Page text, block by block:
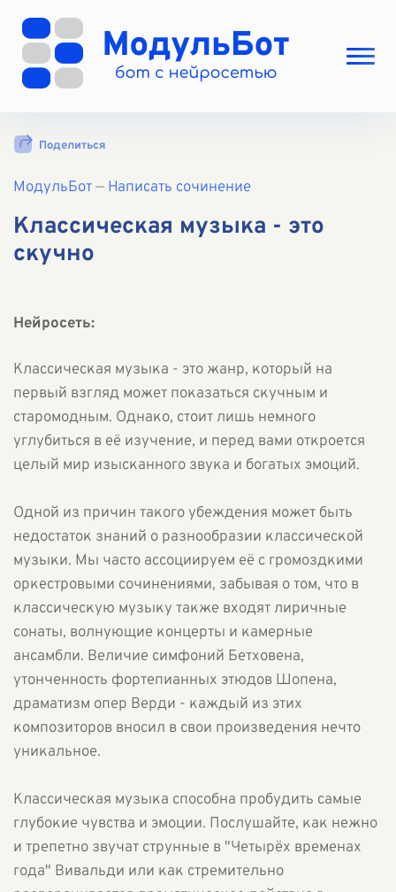
Выбрать режим
Вход
Поделиться
МодульБот— Написать сочинение
Классическая музыка - это
скучно
Нейросеть:
Классическая музыка - это жанр, который на
первый взгляд может показаться скучным и
старомодным. Однако, стоит лишь немного
углубиться в её изучение, и перед вами откроется
целый мир изысканного звука и богатых эмоций.
Одной из причин такого убеждения может быть
недостаток знаний о разнообразии классической
музыки. Мы часто ассоциируем её с громоздкими
оркестровыми сочинениями, забывая о том, что в
классическую музыку также входят лиричные
сонаты, волнующие концерты и камерные
ансамбли. Величие симфоний Бетховена,
утонченность фортепианных этюдов Шопена,
драматизм опер Верди - каждый из этих
композиторов вносил в свои произведения нечто
уникальное.
Классическая музыка способна пробудить самые
глубокие чувства и эмоции. Послушайте, как нежно
и трепетно звучат струнные в "Четырёх временах
года" Вивальди или как стремительно